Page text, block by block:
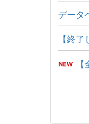
データ
【終